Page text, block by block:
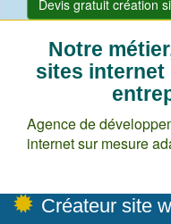
Devis gratuit création
Notre
sites internet
Agence de
internet sur mesure
web
Créateur site